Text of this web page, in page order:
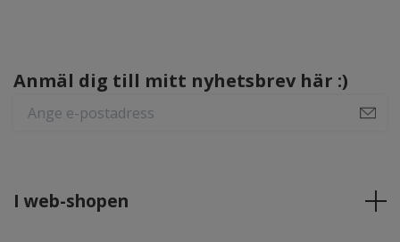
Anmäl dig till mitt nyhetsbrev här :)
I web-shopen